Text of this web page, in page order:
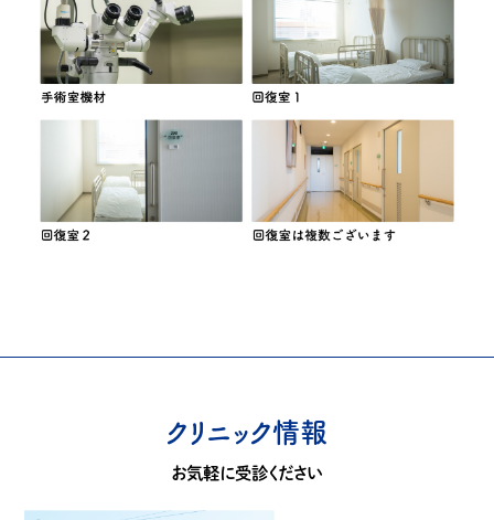
クリニック情報
お気軽に受診ください